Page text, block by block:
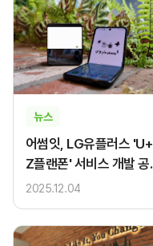
뉴스
어썸잇, LG유플러스 'U+
Z플랜폰' 서비스 개발 공
급
2025.12.04